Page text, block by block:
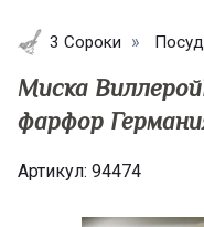
3 Сороки
Миска
фарфор
Артикул: 94474